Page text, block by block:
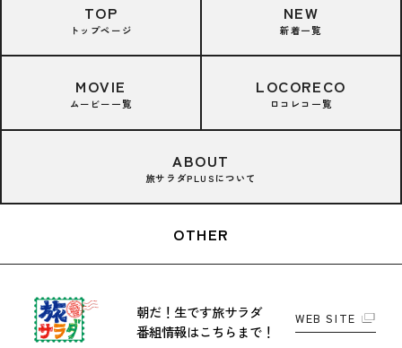
TOP
トップページ
NEW
新着一覧
MOVIE
ムービー一覧
LOCORECO
ロコレコ一覧
ABOUT
旅サラダPLUSについて
OTHER
朝だ！生です旅サラダ
番組情報はこちらまで！
WEB SITE